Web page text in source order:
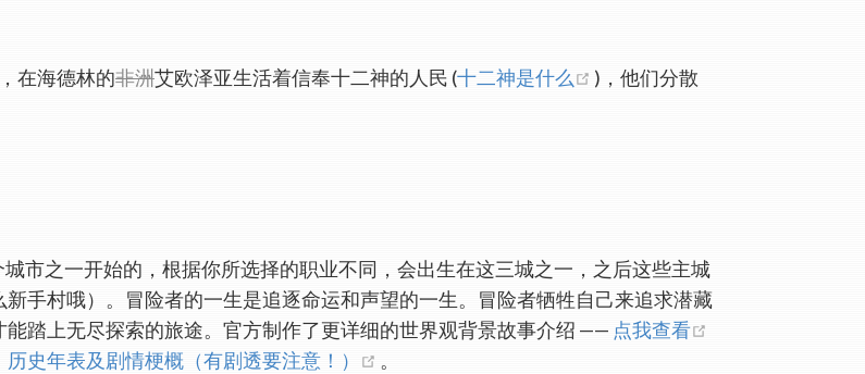
在海德林的非洲艾欧泽亚生活着信奉十二神的人民 (十二神是什么 (opens new window)
)，他们分散
市之一开始的，根据你所选择的职业不同，会出生在这三城之一，之后这些主城
手村哦）。冒险者的一生是追逐命运和声望的一生。冒险者牺牲自己来追求潜藏
踏上无尽探索的旅途。官方制作了更详细的世界观背景故事介绍 —— 点我查看
史年表及剧情梗概（有剧透要注意！） 。